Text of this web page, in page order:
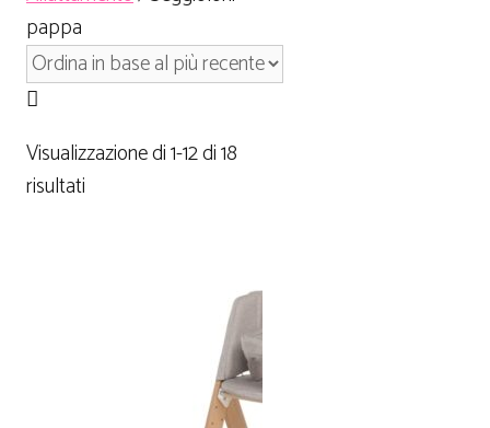
pappa
Visualizzazione di 1-12 di 18
risultati